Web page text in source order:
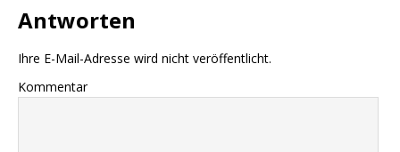
Antworten
Ihre E-Mail-Adresse wird nicht veröffentlicht.
Kommentar